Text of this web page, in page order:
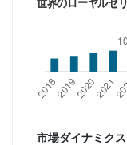
市場ダイナミクス